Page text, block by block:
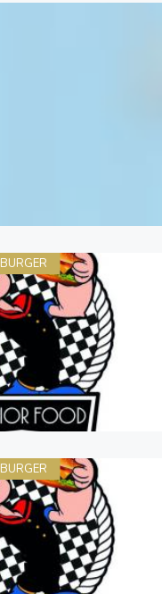
BURGER
BURGER